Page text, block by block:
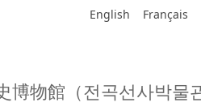
English
Français
博物館（전곡선사박물